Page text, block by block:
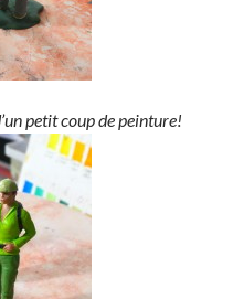
petit coup de peinture!